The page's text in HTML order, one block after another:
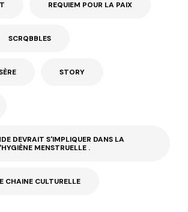
REQUIEM POUR LA PAIX
SCRQBBLES
STORY
DEVRAIT S'IMPLIQUER DANS LA
MENSTRUELLE .
CHAINE CULTURELLE